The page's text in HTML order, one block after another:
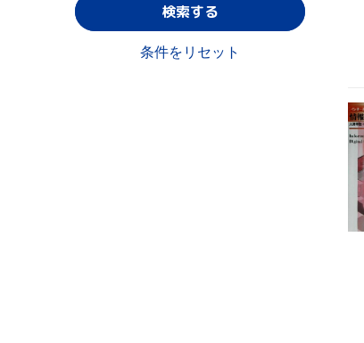
検索する
条件をリセット